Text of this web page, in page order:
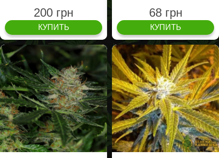
200 грн
КУПИТЬ
68 грн
КУПИТЬ